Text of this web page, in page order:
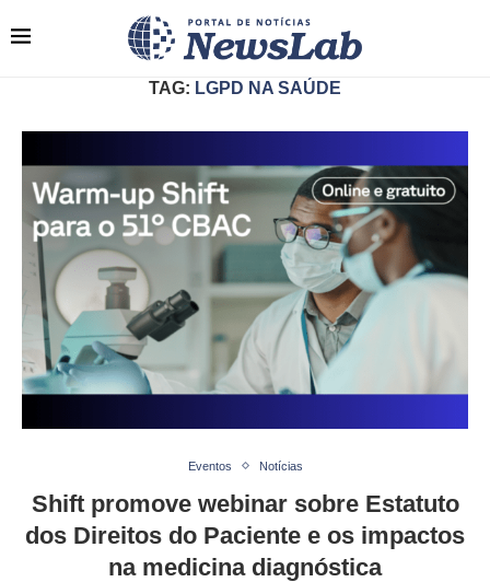
TAG: LGPD NA SAÚDE
Eventos Notícias
Shift promove webinar sobre Estatuto
dos Direitos do Paciente e os impactos
na medicina diagnóstica